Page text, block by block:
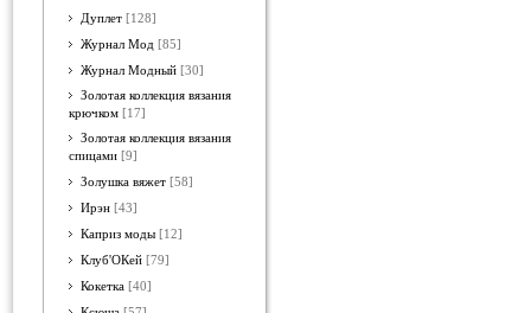
Дуплет [128]
Журнал Мод [85]
Журнал Модный [30]
Золотая коллекция вязания
крючком [17]
Золотая коллекция вязания
спицами [9]
Золушка вяжет [58]
Ирэн [43]
Каприз моды [12]
Клуб'ОКей [79]
Кокетка [40]